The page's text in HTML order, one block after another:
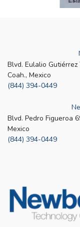
Blvd. Eulalio
Coah., Mexico
(844) 394-0449
Blvd. Pedro Figueroa
Mexico
(844) 394-0449